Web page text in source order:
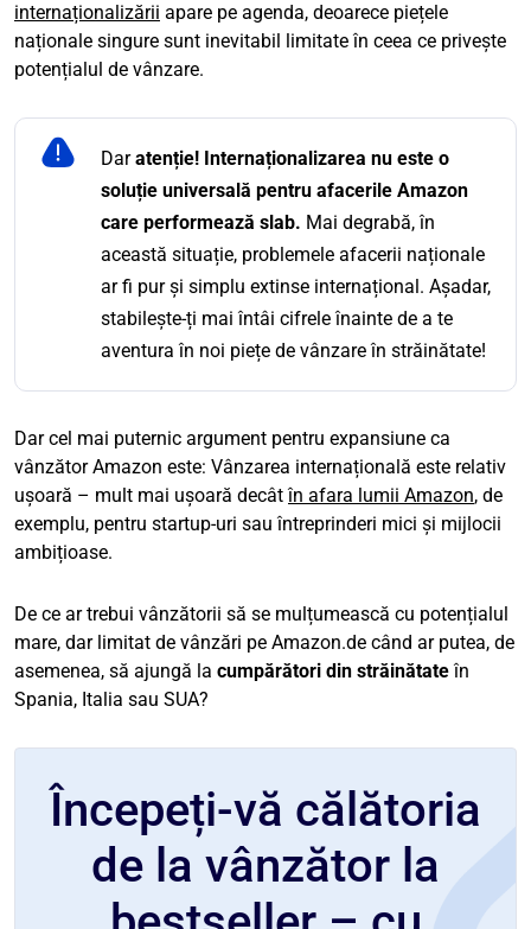
internaționalizării apare pe agenda, deoarece piețele
naționale singure sunt inevitabil limitate în ceea ce privește
potențialul de vânzare.
Daratenție! Internaționalizarea nu este o
soluție universală pentru afacerile Amazon
care performează slab. Mai degrabă, în
această situație, problemele afacerii naționale
ar fi pur și simplu extinse internațional. Așadar,
stabilește-ți mai întâi cifrele înainte de a te
aventura în noi piețe de vânzare în străinătate!
Dar cel mai puternic argument pentru expansiune ca
vânzător Amazon este: Vânzarea internațională este relativ
ușoară – mult mai ușoară decâtîn afara lumii Amazon, de
exemplu, pentru startup-uri sau întreprinderi mici și mijlocii
ambițioase.
De ce ar trebui vânzătorii să se mulțumească cu potențialul
mare, dar limitat de vânzări pe Amazon.de când ar putea, de
asemenea, să ajungă la cumpărători din străinătateîn
Spania, Italia sau SUA?
Începeți-vă călătoria
de la vânzător la